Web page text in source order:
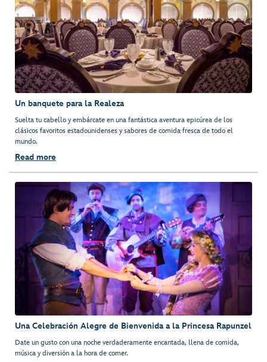
Un banquete para la Realeza
Suelta tu cabello y embárcate en una fantástica aventura epicúrea de los
clásicos favoritos estadounidenses y sabores de comida fresca de todo el
mundo.
Read more
Una Celebración Alegre de Bienvenida a la Princesa Rapunzel
Date un gusto con una noche verdaderamente encantada, llena de comida,
música y diversión a la hora de comer.